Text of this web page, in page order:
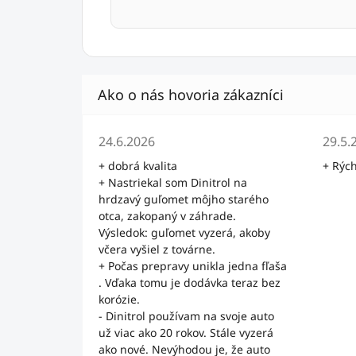
Hodnotenie obchodu je 5 z 5 hviezdičiek.
24.6.2026
+ dobrá kvalita
+ Nastriekal som Dinitrol na
hrdzavý guľomet môjho starého
otca, zakopaný v záhrade.
Výsledok: guľomet vyzerá, akoby
včera vyšiel z továrne.
+ Počas prepravy unikla jedna fľaša
. Vďaka tomu je dodávka teraz bez
korózie.
- Dinitrol používam na svoje auto
už viac ako 20 rokov. Stále vyzerá
ako nové. Nevýhodou je, že auto
+